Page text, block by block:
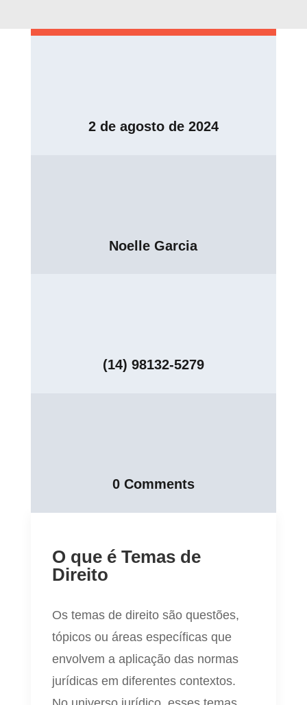
2 de agosto de 2024
Noelle Garcia
(14) 98132-5279
0 Comments
O que é Temas de
Direito
Os temas de direito são questões,
tópicos ou áreas específicas que
envolvem a aplicação das normas
jurídicas em diferentes contextos.